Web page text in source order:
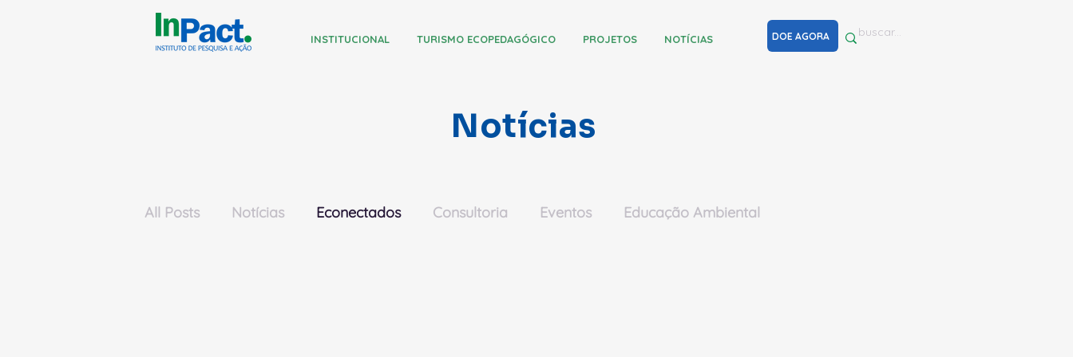
INSTITUCIONAL TURISMO ECOPEDAGÓGICO PROJETOS NOTÍCIAS DOE AGORA
Notícias
All Posts Notícias Econectados Consultoria Eventos Educação Ambiental